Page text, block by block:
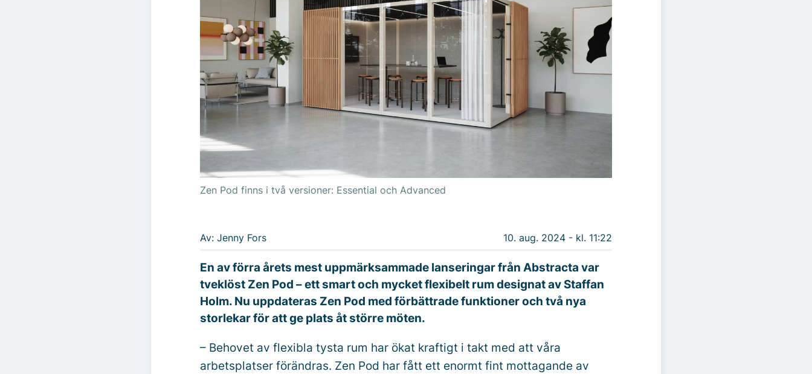
Zen Pod finns i två versioner: Essential och Advanced
Av: Jenny Fors 10. aug. 2024 - kl. 11:22
En av förra årets mest uppmärksammade lanseringar från Abstracta var
tveklöst Zen Pod – ett smart och mycket flexibelt rum designat av Staffan
Holm. Nu uppdateras Zen Pod med förbättrade funktioner och två nya
storlekar för att ge plats åt större möten.
– Behovet av flexibla tysta rum har ökat kraftigt i takt med att våra
arbetsplatser förändras. Zen Pod har fått ett enormt fint mottagande av